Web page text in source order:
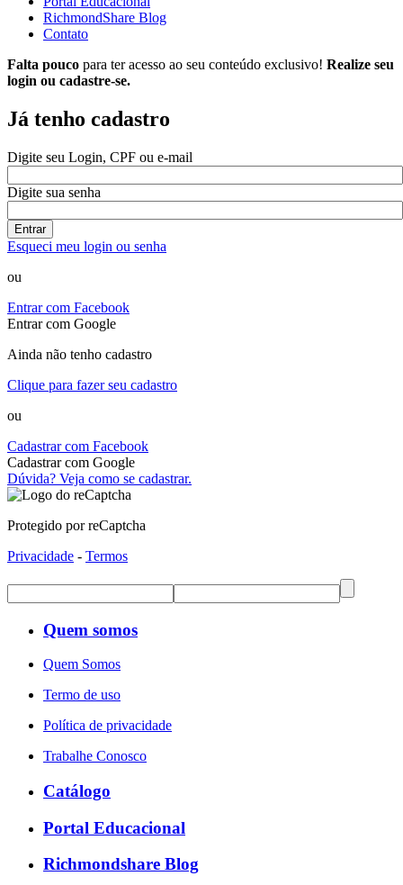
RichmondShare Blog
Contato
Falta pouco para ter acesso ao seu conteúdo exclusivo! Realize seu
login ou cadastre-se.
Já tenho cadastro
Digite seu Login, CPF ou e-mail
Digite sua senha
Entrar
Esqueci meu login ou senha
ou
Entrar com Facebook
Entrar com Google
Ainda não tenho cadastro
Clique para fazer seu cadastro
ou
Cadastrar com Facebook
Cadastrar com Google
Dúvida? Veja como se cadastrar.
Protegido por reCaptcha
Privacidade - Termos
Quem somos
Quem Somos
Termo de uso
Política de privacidade
Trabalhe Conosco
Catálogo
Portal Educacional
Richmondshare Blog